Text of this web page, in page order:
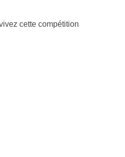
cette compétition